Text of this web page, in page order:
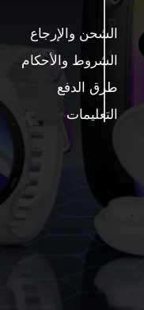
الشحن والإرجاع
الشروط والأحكام
طرق الدفع
التعليمات